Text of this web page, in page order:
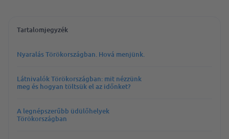
Tartalomjegyzék
Nyaralás Törökországban. Hová menjünk.
Látnivalók Törökországban: mit nézzünk
meg és hogyan töltsük el az időnket?
A legnépszerűbb üdülőhelyek
Törökországban